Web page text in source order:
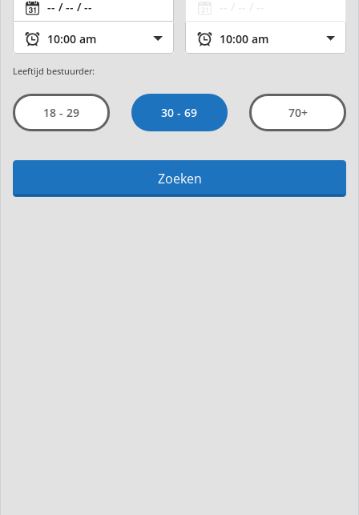
Leeftijd bestuurder:
18 - 29 30 - 69 70+
Zoeken